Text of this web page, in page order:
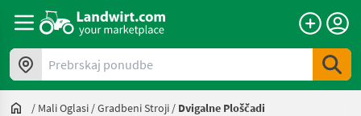
Prebrskaj ponudbe
/ Mali Oglasi /Gradbeni Stroji / Dvigalne Ploščadi